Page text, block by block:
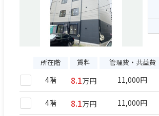
所在階 賃料 管理費・共益費
4階 8.1万円 11,000円
4階 8.1万円 11,000円